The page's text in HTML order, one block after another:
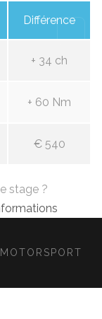
Différence
+ 34 ch
+ 60 Nm
€ 540
stage ?